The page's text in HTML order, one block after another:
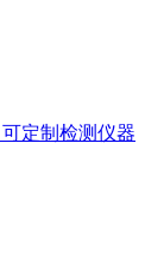
定制检测仪器